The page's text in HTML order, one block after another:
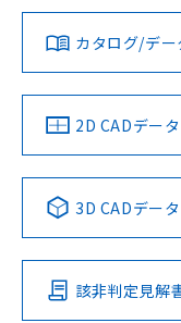
端子配置
ダウンロードデータ
みください。
ソフトウェアの使用条
対応済み
中国 RoHS 注意
Pb
O
LR型式承認
（イギリス
船舶規格）
No
その他の認
カタログ/デ
2D CADデータ
3D CADデータ
該非判定見解